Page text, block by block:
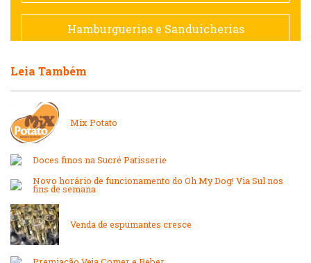
Francesa
Lanchonetes
Massas
Hamburguerias e Sanduicherias
Massas
Leia Também
Mix Potato
Doces finos na Sucré Patisserie
Novo horário de funcionamento do Oh My Dog! Via Sul nos
fins de semana
Venda de espumantes cresce